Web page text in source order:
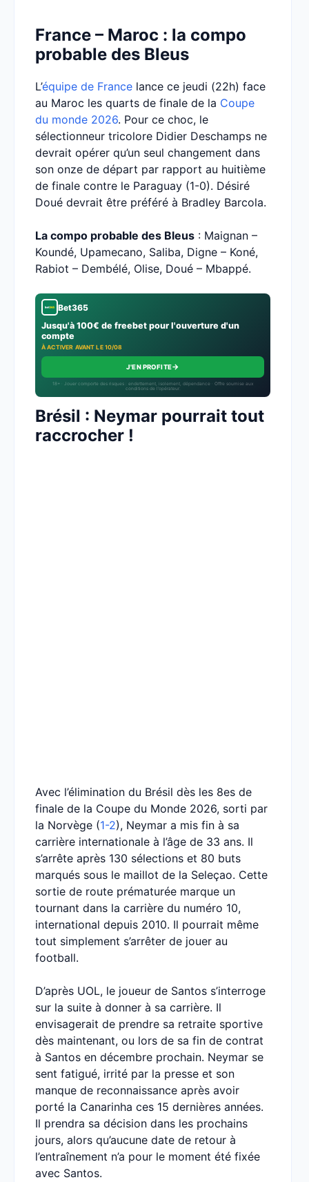
France – Maroc : la compo
probable des Bleus
L’équipe de France lance ce jeudi (22h) face
au Maroc les quarts de finale de la Coupe
du monde 2026. Pour ce choc, le
sélectionneur tricolore Didier Deschamps ne
devrait opérer qu’un seul changement dans
son onze de départ par rapport au huitième
de finale contre le Paraguay (1-0). Désiré
Doué devrait être préféré à Bradley Barcola.
La compo probable des Bleus : Maignan –
Koundé, Upamecano, Saliba, Digne – Koné,
Rabiot – Dembélé, Olise, Doué – Mbappé.
Bet365
Jusqu'à 100€ de freebet pour l'ouverture d'un
compte
À ACTIVER AVANT LE 10/08
J'EN PROFITE→
18+ · Jouer comporte des risques : endettement, isolement, dépendance · Offre soumise aux
conditions de l’opérateur.
Brésil : Neymar pourrait tout
raccrocher !
Avec l’élimination du Brésil dès les 8es de
finale de la Coupe du Monde 2026, sorti par
la Norvège (1-2), Neymar a mis fin à sa
carrière internationale à l’âge de 33 ans. Il
s’arrête après 130 sélections et 80 buts
marqués sous le maillot de la Seleçao. Cette
sortie de route prématurée marque un
tournant dans la carrière du numéro 10,
international depuis 2010. Il pourrait même
tout simplement s’arrêter de jouer au
football.
D’après UOL, le joueur de Santos s’interroge
sur la suite à donner à sa carrière. Il
envisagerait de prendre sa retraite sportive
dès maintenant, ou lors de sa fin de contrat
à Santos en décembre prochain. Neymar se
sent fatigué, irrité par la presse et son
manque de reconnaissance après avoir
porté la Canarinha ces 15 dernières années.
Il prendra sa décision dans les prochains
jours, alors qu’aucune date de retour à
l’entraînement n’a pour le moment été fixée
avec Santos.